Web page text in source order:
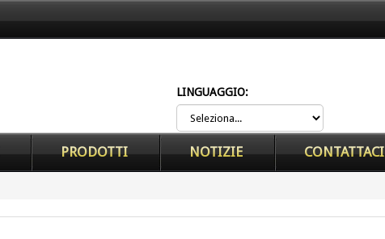
LINGUAGGIO:
PRODOTTI NOTIZIE CONTATTACI